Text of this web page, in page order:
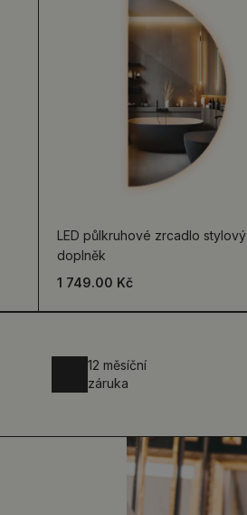
LED půlkruhové zrcadlo stylový
doplněk
1 749.00 Kč
12 měsíční
záruka